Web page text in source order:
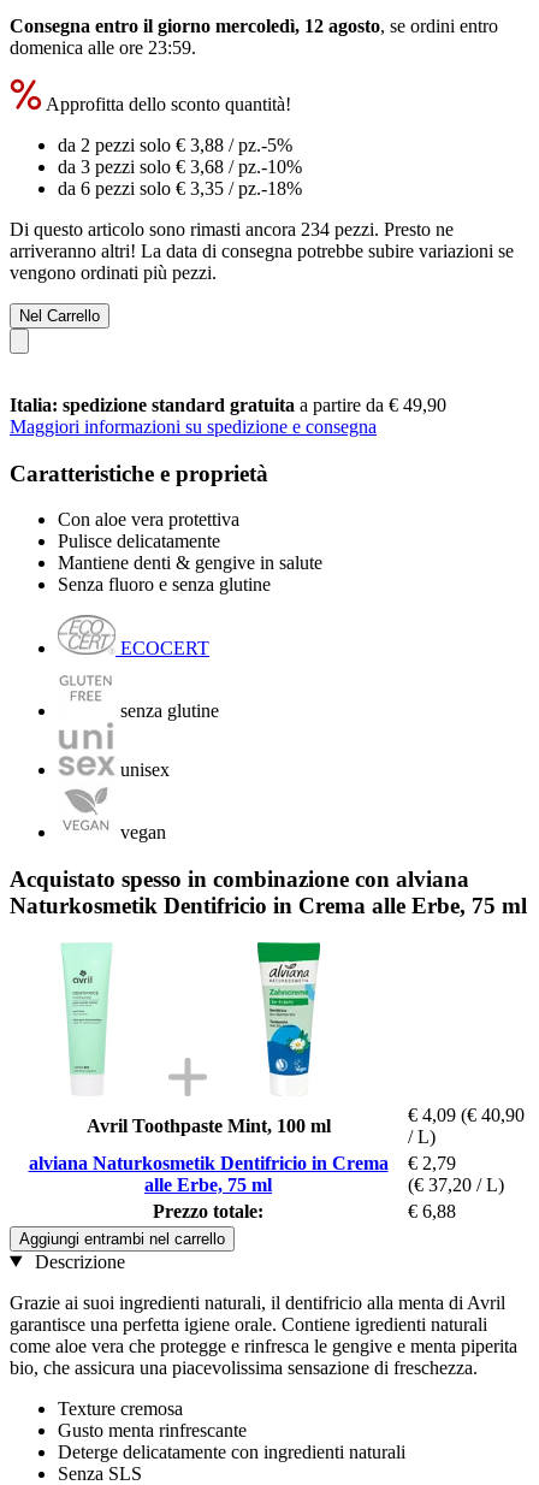
Consegna entro il giorno mercoledì, 12 agosto, se ordini entro
domenica alle ore 23:59.
Approfitta dello sconto quantità!
da 2 pezzi solo € 3,88 / pz.-5%
da 3 pezzi solo € 3,68 / pz.-10%
da 6 pezzi solo € 3,35 / pz.-18%
Di questo articolo sono rimasti ancora 234 pezzi. Presto ne
arriveranno altri! La data di consegna potrebbe subire variazioni se
vengono ordinati più pezzi.
Nel Carrello
Italia: spedizione standard gratuita a partire da € 49,90
Maggiori informazioni su spedizione e consegna
Caratteristiche e proprietà
Con aloe vera protettiva
Pulisce delicatamente
Mantiene denti & gengive in salute
Senza fluoro e senza glutine
ECOCERT
senza glutine
unisex
vegan
Acquistato spesso in combinazione con alviana
Naturkosmetik Dentifricio in Crema alle Erbe, 75 ml
Avril Toothpaste Mint, 100 ml
€ 4,09 (€ 40,90
/ L)
alviana Naturkosmetik Dentifricio in Crema
alle Erbe, 75 ml
€ 2,79
(€ 37,20 / L)
Prezzo totale:
€ 6,88
Aggiungi entrambi nel carrello
Descrizione
Grazie ai suoi ingredienti naturali, il dentifricio alla menta di Avril
garantisce una perfetta igiene orale. Contiene igredienti naturali
come aloe vera che protegge e rinfresca le gengive e menta piperita
bio, che assicura una piacevolissima sensazione di freschezza.
Texture cremosa
Gusto menta rinfrescante
Deterge delicatamente con ingredienti naturali
Senza SLS